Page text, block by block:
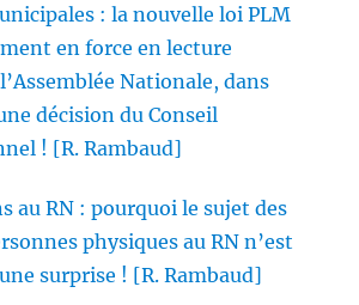
: la nouvelle loi PLM
en force en lecture
Nationale, dans
décision du Conseil
! [R. Rambaud]
au RN : pourquoi le sujet des
physiques au RN n’est
surprise ! [R. Rambaud]